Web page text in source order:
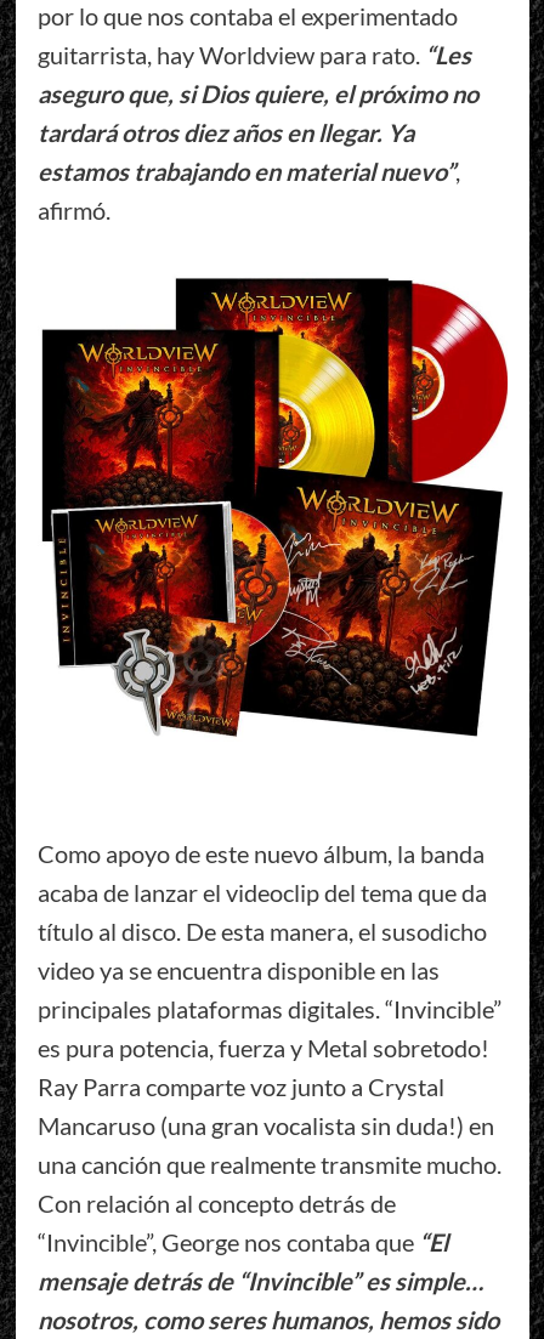
por lo que nos contaba el experimentado
guitarrista, hay Worldview para rato. “Les
aseguro que, si Dios quiere, el próximo no
tardará otros diez años en llegar. Ya
estamos trabajando en material nuevo”,
afirmó.
Como apoyo de este nuevo álbum, la banda
acaba de lanzar el videoclip del tema que da
título al disco. De esta manera, el susodicho
video ya se encuentra disponible en las
principales plataformas digitales. “Invincible”
es pura potencia, fuerza y Metal sobretodo!
Ray Parra comparte voz junto a Crystal
Mancaruso (una gran vocalista sin duda!) en
una canción que realmente transmite mucho.
Con relación al concepto detrás de
“Invincible”, George nos contaba que “El
mensaje detrás de “Invincible” es simple…
nosotros, como seres humanos, hemos sido